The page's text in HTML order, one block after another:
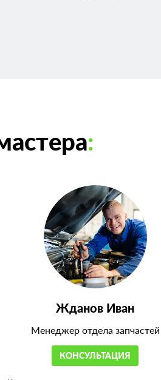
:
Жданов Иван
Менеджер отдела запчастей
КОНСУЛЬТАЦИЯ